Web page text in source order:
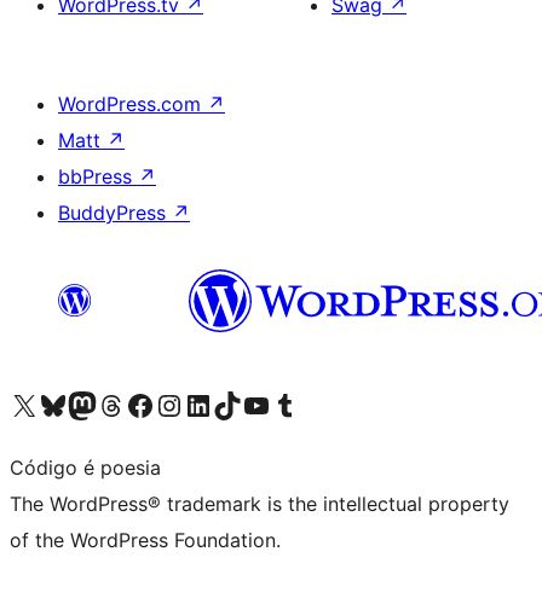
WordPress.tv ↗
Swag ↗
WordPress.com ↗
Matt ↗
bbPress ↗
BuddyPress ↗
Visit our X (formerly Twitter) account
Visit our Bluesky account
Visit our Mastodon account
Visit our Threads account
Visit our Facebook page
Visit our Instagram account
Visit our LinkedIn account
Visit our TikTok account
Visit our YouTube channel
Visit our Tumblr account
Código é poesia
The WordPress® trademark is the intellectual property
of the WordPress Foundation.